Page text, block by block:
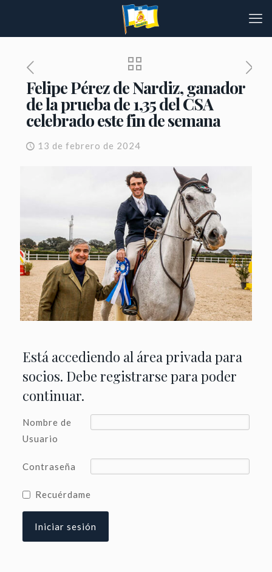
Felipe Pérez de Nardiz, ganador
de la prueba de 1,35 del CSA
celebrado este fin de semana
13 de febrero de 2024
Está accediendo al área privada para
socios. Debe registrarse para poder
continuar.
Nombre de
Usuario
Contraseña
Recuérdame